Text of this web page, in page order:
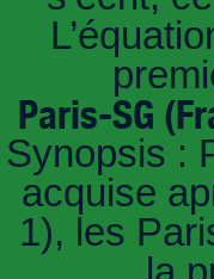
Paris-SG
Synopsis :
acquise
1), les